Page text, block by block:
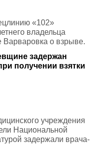
«102»
владельца
Варваровка о взрыве.
задержан
получении взятки
учреждения
Национальной
задержали врача-